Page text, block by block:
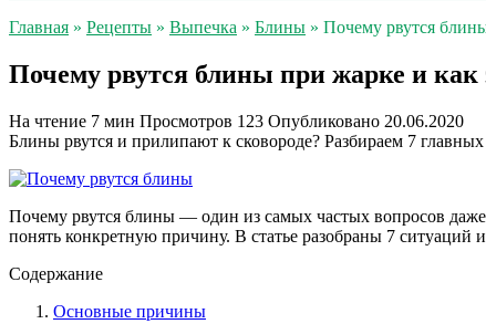
Главная » Рецепты » Выпечка » Блины » Почему рвутся
Почему рвутся блины при жарке и как
На чтение 7 мин Просмотров 123 Опубликовано 20.06.2020
Блины рвутся и прилипают к сковороде? Разбираем 7
Почему рвутся блины — один из самых частых вопросов
понять конкретную причину. В статье разобраны 7 ситуаций
Содержание
Основные причины